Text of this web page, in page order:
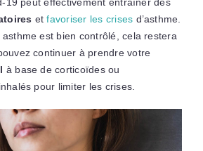
etfavoriser les crises d’asthme.
est bien contrôlé, cela restera
continuer à prendre votre
à base de corticoïdes ou
pour limiter les crises.